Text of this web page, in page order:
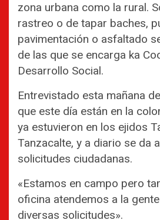
zona urbana como la rural.
rastreo o de tapar baches,
pavimentación o asfaltado
de las que se encarga ka
Desarrollo Social.
Entrevistado esta mañana
que este día están en la
ya estuvieron en los ejidos
Tanzacalte, y a diario se da
solicitudes ciudadanas.
«Estamos en campo pero
oficina atendemos a la
diversas solicitudes».